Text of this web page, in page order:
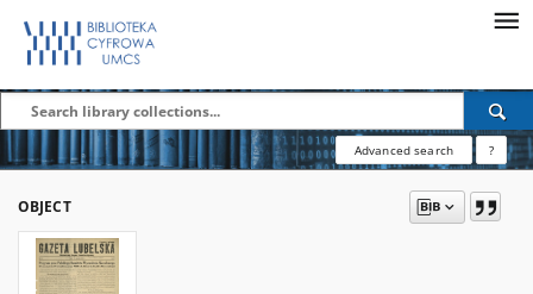
Advanced search ?
OBJECT